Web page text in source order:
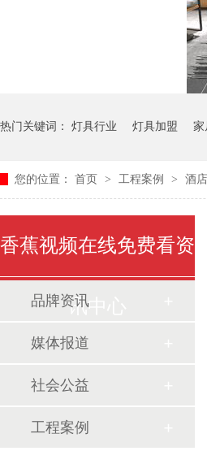
热门关键词： 灯具行业 灯具加盟 家
您的位置： 首页 > 工程案例 > 酒
香蕉视频在线免费看资
讯中心
品牌资讯
媒体报道
社会公益
工程案例